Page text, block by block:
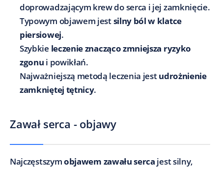
doprowadzającym krew do serca i jej zamknięcie.
Typowym objawem jestsilny ból w klatce
piersiowej.
Szybkie leczenie znacząco zmniejsza ryzyko
zgonu i powikłań.
Najważniejszą metodą leczenia jestudrożnienie
zamkniętej tętnicy.
Zawał serca - objawy
Najczęstszymobjawem zawału serca jest silny,